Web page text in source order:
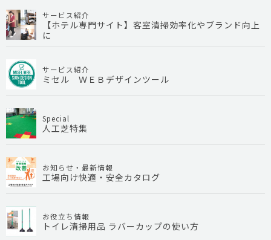
サービス紹介
【ホテル専門サイト】客室清掃効率化やブランド向上
に
サービス紹介
ミセル ＷＥＢデザインツール
Special
人工芝特集
お知らせ・最新情報
工場向け快適・安全カタログ
お役立ち情報
トイレ清掃用品 ラバーカップの使い方